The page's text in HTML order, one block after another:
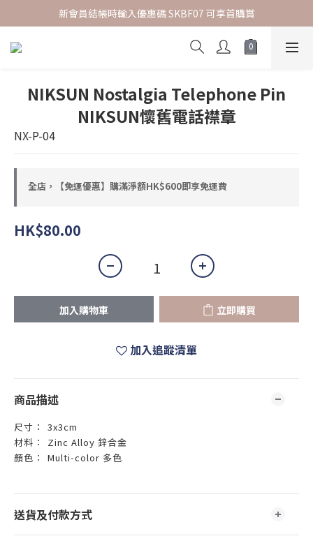
指定正價貨品 | 2件85折
新會員結帳時輸入優惠碼 SKBF07 可享首購賞
指定正價貨品 | 2件85折
NIKSUN Nostalgia Telephone Pin
NIKSUN懷舊電話襟章
NX-P-04
全店，【免運優惠】購滿淨額HK$600即享免運費
HK$80.00
加入購物車 立即購買
加入追蹤清單
商品描述
尺寸：
3x3cm
材料：
Zinc Alloy 鋅合金
顏色：
Multi-color 多色
送貨及付款方式